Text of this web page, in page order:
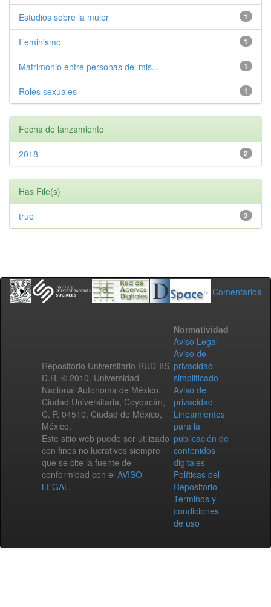
1
Estudios sobre la mujer
1
Feminismo
1
Matrimonio entre personas del mis...
1
Roles sexuales
Fecha de lanzamiento
2
2018
Has File(s)
2
true
Comentarios
Repositorio Universitario RUD-IIS
D.R. © 2010. Universidad
Nacional Autónoma de México.
Ciudad Universitaria, Coyoacán,
C. P. 04510, Ciudad de México,
México.
Este sitio web puede ser utilizado
con fines no lucrativos siempre
que se cite la fuente de
conformidad con el AVISO
LEGAL.
Normatividad
Aviso Legal
Aviso de
privacidad
simplificado
Aviso de
privacidad
Lineamientos
para la
publicación de
contenidos
digitales
Políticas del
Repositorio
Términos y
condiciones
de uso